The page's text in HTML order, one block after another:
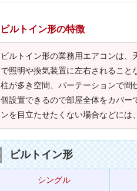
ビルトイン形の特徴
ビルトイン形の業務用エアコンは
で照明や換気装置に左右されるこ
柱が多き空間、パーテーションで
個設置できるので部屋全体をカバー
ンを目立たせたくない場合などには
ビルトイン形
シングル